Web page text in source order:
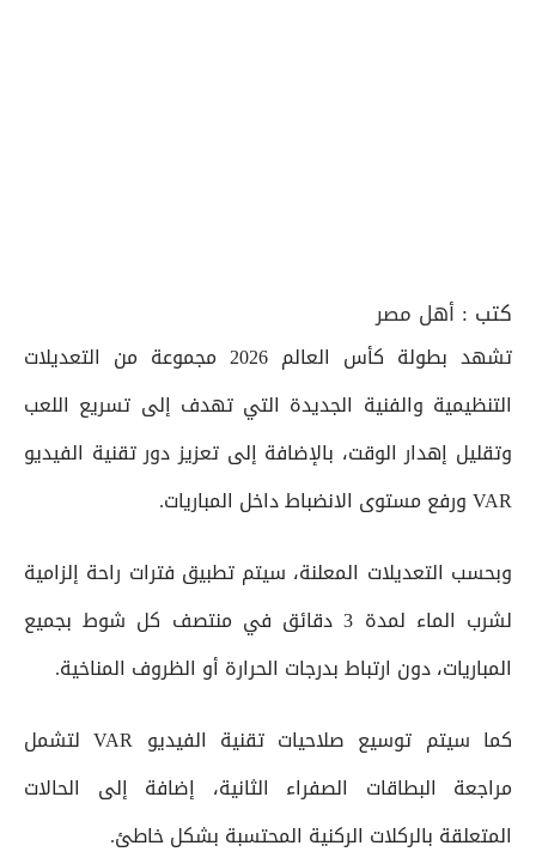
كتب : أهل مصر
تشهد بطولة كأس العالم 2026 مجموعة من التعديلات
التنظيمية والفنية الجديدة التي تهدف إلى تسريع اللعب
وتقليل إهدار الوقت، بالإضافة إلى تعزيز دور تقنية الفيديو
VAR ورفع مستوى الانضباط داخل المباريات.
وبحسب التعديلات المعلنة، سيتم تطبيق فترات راحة إلزامية
لشرب الماء لمدة 3 دقائق في منتصف كل شوط بجميع
المباريات، دون ارتباط بدرجات الحرارة أو الظروف المناخية.
كما سيتم توسيع صلاحيات تقنية الفيديو VAR لتشمل
مراجعة البطاقات الصفراء الثانية، إضافة إلى الحالات
المتعلقة بالركلات الركنية المحتسبة بشكل خاطئ.